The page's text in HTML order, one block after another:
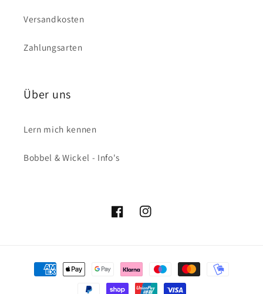
Versandkosten
Zahlungsarten
Über uns
Lern mich kennen
Bobbel & Wickel - Info's
FacebookInstagram
Zahlungsmethoden